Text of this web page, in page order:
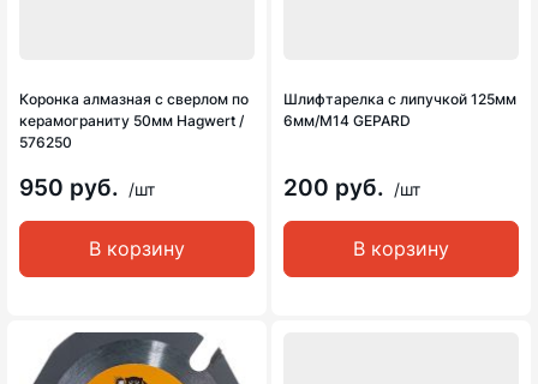
Коронка алмазная с сверлом по
керамограниту 50мм Hagwert /
576250
950 руб. /шт
В корзину
Шлифтарелка с липучкой 125мм
6мм/М14 GEPARD
200 руб. /шт
В корзину